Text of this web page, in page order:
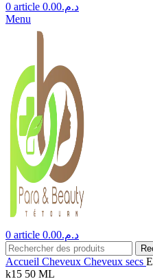
0 article د.م.0.00
Menu
0 article د.م.0.00
Accueil Cheveux Cheveux secs
k15 50 ML